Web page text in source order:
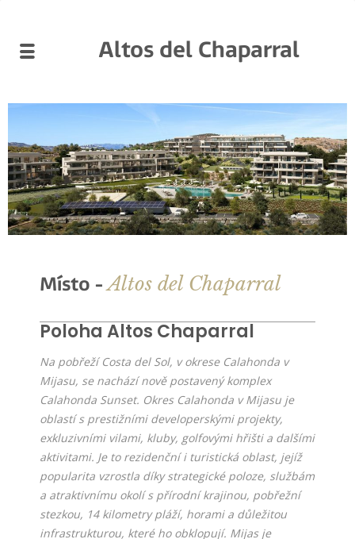
Altos del Chaparral
Místo -Altos del Chaparral
Poloha Altos Chaparral
Na pobřeží Costa del Sol, v okrese Calahonda v
Mijasu, se nachází nově postavený komplex
Calahonda Sunset. Okres Calahonda v Mijasu je
oblastí s prestižními developerskými projekty,
exkluzivními vilami, kluby, golfovými hřišti a dalšími
aktivitami. Je to rezidenční i turistická oblast, jejíž
popularita vzrostla díky strategické poloze, službám
a atraktivnímu okolí s přírodní krajinou, pobřežní
stezkou, 14 kilometry pláží, horami a důležitou
infrastrukturou, které ho obklopují. Mijas je